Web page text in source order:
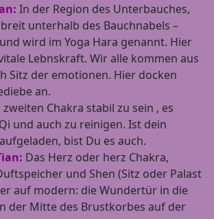
In der Region des Unterbauches,
unterhalb des Bauchnabels –
wird im Yoga Hara genannt. Hier
Lebnskraft. Wir alle kommen aus
Sitz der emotionen. Hier docken
an.
Chakra stabil zu sein , es
und auch zu reinigen. Ist dein
bist Du es auch.
Das Herz oder herz Chakra,
und Shen (Sitz oder Palast
auf modern: die Wundertür in die
der Mitte des Brustkorbes auf der